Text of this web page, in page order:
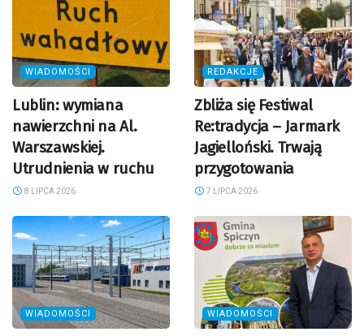
WIADOMOŚCI
Lublin: wymiana
nawierzchni na Al.
Warszawskiej.
Utrudnienia w ruchu
8 LIPCA 2026
REDAKCJE
Zbliża się Festiwal
Re:tradycja – Jarmark
Jagielloński. Trwają
przygotowania
7 LIPCA 2026
WIADOMOŚCI WIADOMOŚCI